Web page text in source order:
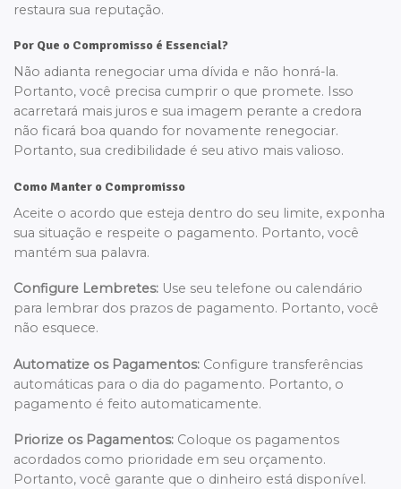
restaura sua reputação.
Por Que o Compromisso é Essencial?
Não adianta renegociar uma dívida e não honrá-la.
Portanto, você precisa cumprir o que promete. Isso
acarretará mais juros e sua imagem perante a credora
não ficará boa quando for novamente renegociar.
Portanto, sua credibilidade é seu ativo mais valioso.
Como Manter o Compromisso
Aceite o acordo que esteja dentro do seu limite, exponha
sua situação e respeite o pagamento. Portanto, você
mantém sua palavra.
Configure Lembretes: Use seu telefone ou calendário
para lembrar dos prazos de pagamento. Portanto, você
não esquece.
Automatize os Pagamentos: Configure transferências
automáticas para o dia do pagamento. Portanto, o
pagamento é feito automaticamente.
Priorize os Pagamentos: Coloque os pagamentos
acordados como prioridade em seu orçamento.
Portanto, você garante que o dinheiro está disponível.